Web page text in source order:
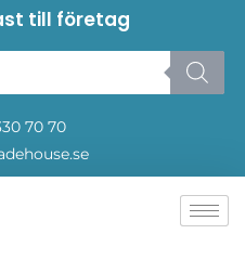
till företag
70 70